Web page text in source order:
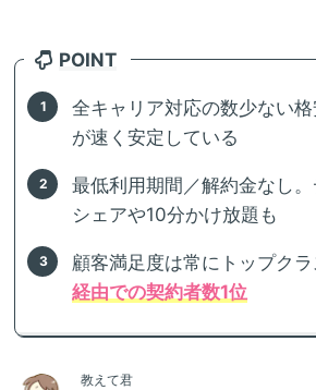
POINT
全キャリア対応の数少ない
が速く安定している
最低利用期間／解約金なし。
シェアや10分かけ放題も
顧客満足度は常にトップクラ
経由での契約者数1位
教えて君